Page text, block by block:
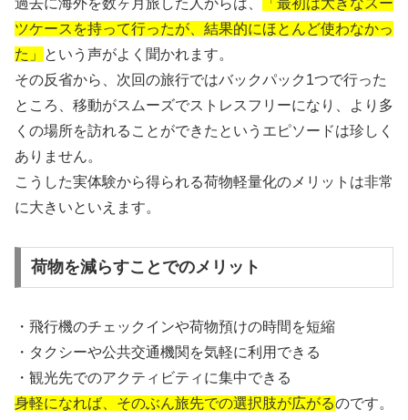
ツケースを持って行ったが、結果的にほとんど使わなかっ
た」
という声がよく聞かれます。
その反省から、次回の旅行ではバックパック1つで行った
ところ、移動がスムーズでストレスフリーになり、より多
くの場所を訪れることができたというエピソードは珍しく
ありません。
こうした実体験から得られる荷物軽量化のメリットは非常
に大きいといえます。
荷物を減らすことでのメリット
・飛行機のチェックインや荷物預けの時間を短縮
・タクシーや公共交通機関を気軽に利用できる
・観光先でのアクティビティに集中できる
身軽になれば、そのぶん旅先での選択肢が広がるのです。